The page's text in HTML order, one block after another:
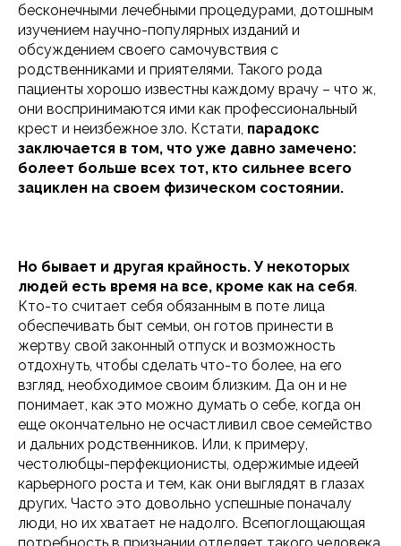
бесконечными лечебными процедурами, дотошным
изучением научно-популярных изданий и
обсуждением своего самочувствия с
родственниками и приятелями. Такого рода
пациенты хорошо известны каждому врачу – что ж,
они воспринимаются ими как профессиональный
крест и неизбежное зло. Кстати, парадокс
заключается в том, что уже давно замечено:
болеет больше всех тот, кто сильнее всего
зациклен на своем физическом состоянии.
Но бывает и другая крайность. У некоторых
людей есть время на все, кроме как на себя.
Кто-то считает себя обязанным в поте лица
обеспечивать быт семьи, он готов принести в
жертву свой законный отпуск и возможность
отдохнуть, чтобы сделать что-то более, на его
взгляд, необходимое своим близким. Да он и не
понимает, как это можно думать о себе, когда он
еще окончательно не осчастливил свое семейство
и дальних родственников. Или, к примеру,
честолюбцы-перфекционисты, одержимые идеей
карьерного роста и тем, как они выглядят в глазах
других. Часто это довольно успешные поначалу
люди, но их хватает не надолго. Всепоглощающая